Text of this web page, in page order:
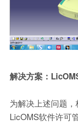
解决方案：
为解决上述问题
LicOMS软件许可